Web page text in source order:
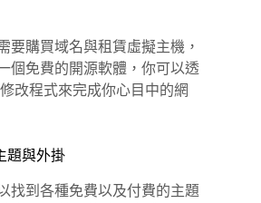
要購買域名與租賃虛擬主機，
個免費的開源軟體，你可以透
改程式來完成你心目中的網
題與外掛
找到各種免費以及付費的主題